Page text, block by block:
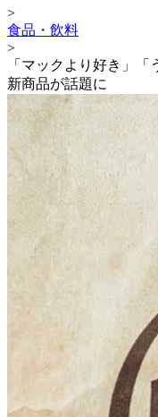
>
食品・飲料
>
「マックより好き」「
新商品が話題に